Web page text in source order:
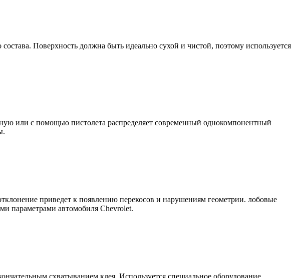
Поверхность должна быть идеально сухой и чистой, поэтому используется
или с помощью пистолета распределяет современный однокомпонентный
приведет к появлению перекосов и нарушениям геометрии. лобовые
параметрами автомобиля Chevrolet.